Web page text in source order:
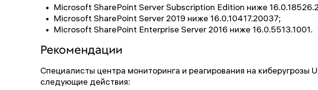
Microsoft SharePoint Server Subscription Edition ниже
Microsoft SharePoint Server 2019 ниже 16.0.10417.20037;
Microsoft SharePoint Enterprise Server 2016 ниже 16.0.5513.1001.
Рекомендации
Специалисты центра мониторинга и реагирования на киберугрозы
следующие действия: